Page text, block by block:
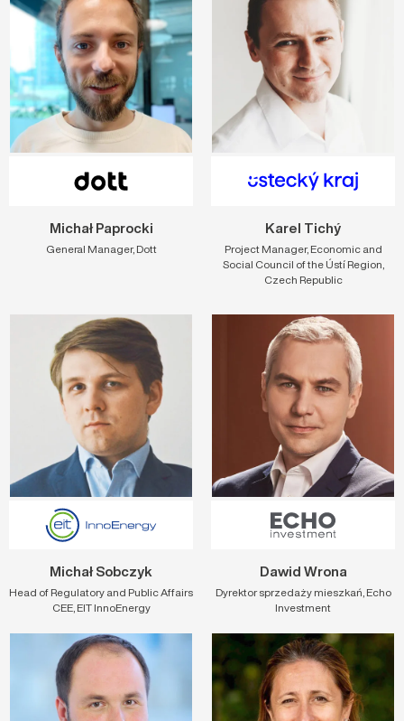
Michał Paprocki
General Manager, Dott
Karel Tichý
Project Manager, Economic and
Social Council of the Ústí Region,
Czech Republic
Michał Sobczyk
Head of Regulatory and Public Affairs
CEE, EIT InnoEnergy
Dawid Wrona
Dyrektor sprzedaży mieszkań, Echo
Investment